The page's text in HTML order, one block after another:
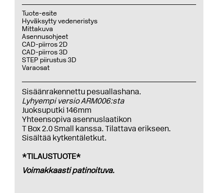
Tuote-esite
Hyväksytty vedeneristys
Mittakuva
Asennusohjeet
CAD-piirros 2D
CAD-piirros 3D
STEP piirustus 3D
Varaosat
Sisäänrakennettu pesuallashana.
Lyhyempi versio ARM006:sta
Juoksuputki 146mm
Yhteensopiva asennuslaatikon
T Box 2.0 Small kanssa. Tilattava erikseen.
Sisältää kytkentäletkut.
*TILAUSTUOTE*
Voimakkaasti patinoituva.